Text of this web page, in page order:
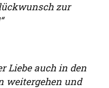
zur
Liebe auch in den
weitergehen und